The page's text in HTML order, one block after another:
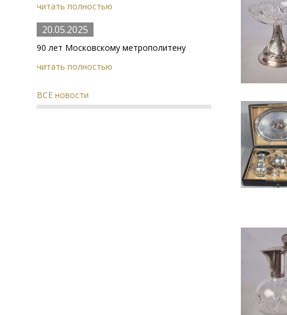
читать полностью
20.05.2025
90 лет Московскому метрополитену
читать полностью
ВСЕ новости